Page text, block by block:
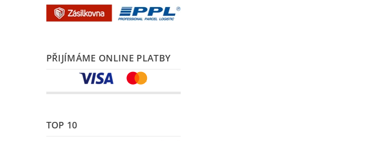
PŘIJÍMÁME ONLINE PLATBY
TOP 10